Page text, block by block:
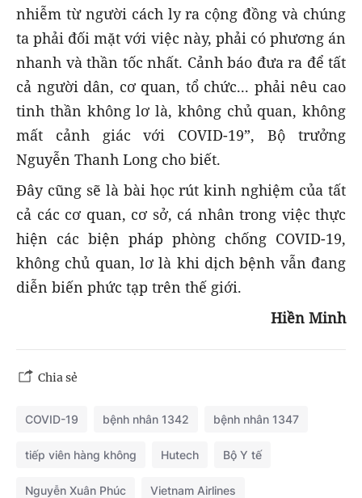
nhiễm từ người cách ly ra cộng đồng và chúng
ta phải đối mặt với việc này, phải có phương án
nhanh và thần tốc nhất. Cảnh báo đưa ra để tất
cả người dân, cơ quan, tổ chức... phải nêu cao
tinh thần không lơ là, không chủ quan, không
mất cảnh giác với COVID-19”, Bộ trưởng
Nguyễn Thanh Long cho biết.
Đây cũng sẽ là bài học rút kinh nghiệm của tất
cả các cơ quan, cơ sở, cá nhân trong việc thực
hiện các biện pháp phòng chống COVID-19,
không chủ quan, lơ là khi dịch bệnh vẫn đang
diễn biến phức tạp trên thế giới.
Hiền Minh
Chia sẻ
COVID-19 bệnh nhân 1342 bệnh nhân 1347
tiếp viên hàng không Hutech Bộ Y tế
Nguyễn Xuân Phúc Vietnam Airlines